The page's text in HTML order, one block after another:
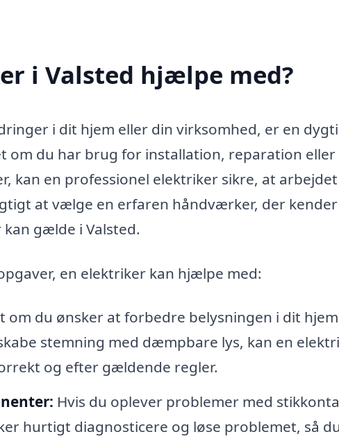
i Valsted hjælpe med?
i dit hjem eller din virksomhed, er en
om du har brug for installation, reparation eller
kan en professionel elektriker sikre, at arbejdet
at vælge en erfaren håndværker, der kender
gælde i Valsted.
en elektriker kan hjælpe med:
om du ønsker at forbedre belysningen i dit
stemning med dæmpbare lys, kan en
og efter gældende regler.
Hvis du oplever problemer med
hurtigt diagnosticere og løse problemet, så